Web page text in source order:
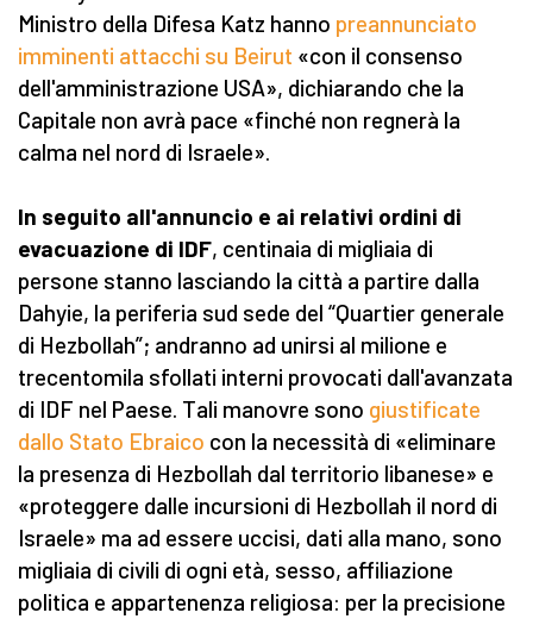
Ministro della Difesa Katz hanno preannunciato
imminenti attacchi su Beirut «con il consenso
dell'amministrazione USA», dichiarando che la
Capitale non avrà pace «finché non regnerà la
calma nel nord di Israele».
In seguito all'annuncio e ai relativi ordini di
evacuazione di IDF, centinaia di migliaia di
persone stanno lasciando la città a partire dalla
Dahyie, la periferia sud sede del “Quartier generale
di Hezbollah”; andranno ad unirsi al milione e
trecentomila sfollati interni provocati dall'avanzata
di IDF nel Paese. Tali manovre sono giustificate
dallo Stato Ebraico con la necessità di «eliminare
la presenza di Hezbollah dal territorio libanese» e
«proteggere dalle incursioni di Hezbollah il nord di
Israele» ma ad essere uccisi, dati alla mano, sono
migliaia di civili di ogni età, sesso, affiliazione
politica e appartenenza religiosa: per la precisione